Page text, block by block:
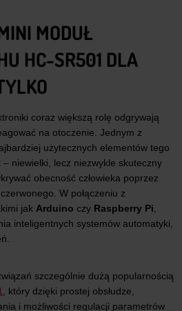
MODUŁ
HC-SR501 DLA
coraz większą rolę odgrywają
na otoczenie. Jednym z
użytecznych elementów tego
– niewielki, lecz niezwykle skuteczny
obecność człowieka poprzez
W połączeniu z
jak Arduino czy Raspberry Pi
inteligentnych systemów automatyki,
szczególnie dużą popularnością
, który dzięki prostej obsłudze,
i możliwości regulacji parametrów